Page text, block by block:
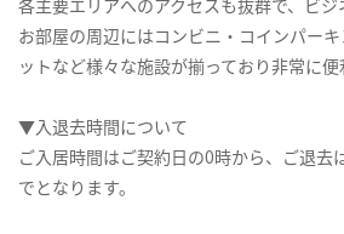
各主要エリアへのアクセスも抜群で、ビジ
お部屋の周辺にはコンビニ・コインパー
ットなど様々な施設が揃っており非常に便
▼入退去時間について
ご入居時間はご契約日の0時から、ご退去
でとなります。